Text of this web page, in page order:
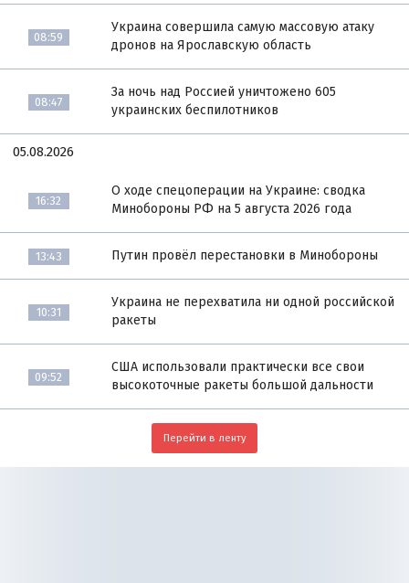
08:59
Украина совершила самую массовую атаку
дронов на Ярославскую область
08:47
За ночь над Россией уничтожено 605
украинских беспилотников
05.08.2026
16:32
О ходе спецоперации на Украине: сводка
Минобороны РФ на 5 августа 2026 года
13:43 Путин провёл перестановки в Минобороны
10:31
Украина не перехватила ни одной российской
ракеты
09:52
США использовали практически все свои
высокоточные ракеты большой дальности
Перейти в ленту